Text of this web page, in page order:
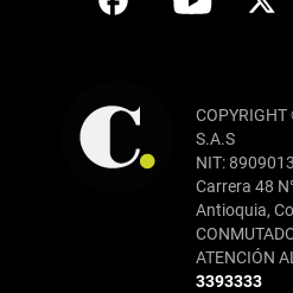
S.A.S
NIT:
Carrera 48
Antioquia,
ATENCIÓN
3393333